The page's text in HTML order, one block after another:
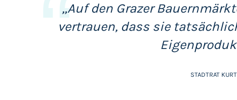
„Auf den Grazer
vertrauen, dass sie
STADTRAT